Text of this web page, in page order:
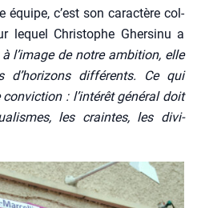
équipe, c’est son carac­tère col­
lequel Chris­tophe Gher­si­nu a
l’image de notre ambi­tion, elle
d’horizons dif­fé­rents. Ce qui
: l’intérêt géné­ral doit
les craintes, les divi­